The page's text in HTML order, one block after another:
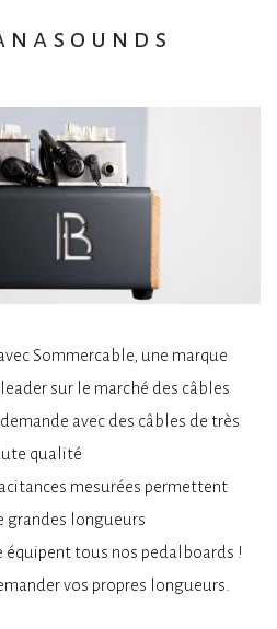
Sommercable, une marque
sur le marché des câbles
avec des câbles de très
qualité
mesurées permettent
grandes longueurs
équipent tous nos pedalboards !
vos propres longueurs.